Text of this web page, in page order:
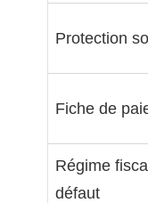
Protection
Fiche de
Régime
défaut